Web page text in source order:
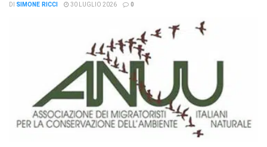
DI SIMONE RICCI 30 LUGLIO 2026 0